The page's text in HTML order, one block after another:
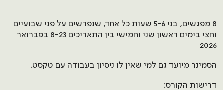
8 מפגשים, בני 5-6 שעות כל אחד, שנפרשים על פני שבועיים
וחצי בימים ראשון שני וחמישי בין התאריכים 8-23 בפברואר
2026
הסמינר מיועד גם למי שאין לו ניסיון בעבודה עם טקסט.
דרישות הקורס: